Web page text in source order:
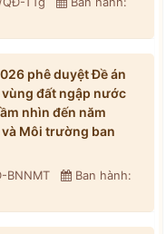
phê duyệt Đề án
đất ngập nước
nhìn đến năm
Môi trường ban
BNNMT
Ban hành: